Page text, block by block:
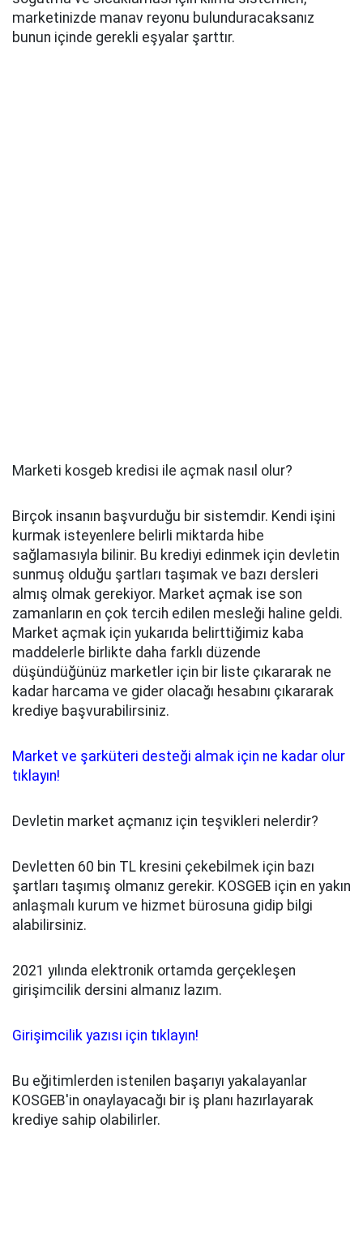
marketinizde manav reyonu bulunduracaksanız
bunun içinde gerekli eşyalar şarttır.
Marketi kosgeb kredisi ile açmak nasıl olur?
Birçok insanın başvurduğu bir sistemdir. Kendi işini
kurmak isteyenlere belirli miktarda hibe
sağlamasıyla bilinir. Bu krediyi edinmek için devletin
sunmuş olduğu şartları taşımak ve bazı dersleri
almış olmak gerekiyor. Market açmak ise son
zamanların en çok tercih edilen mesleği haline geldi.
Market açmak için yukarıda belirttiğimiz kaba
maddelerle birlikte daha farklı düzende
düşündüğünüz marketler için bir liste çıkararak ne
kadar harcama ve gider olacağı hesabını çıkararak
krediye başvurabilirsiniz.
Market ve şarküteri desteği almak için ne kadar olur
tıklayın!
Devletin market açmanız için teşvikleri nelerdir?
Devletten 60 bin TL kresini çekebilmek için bazı
şartları taşımış olmanız gerekir. KOSGEB için en yakın
anlaşmalı kurum ve hizmet bürosuna gidip bilgi
alabilirsiniz.
2021 yılında elektronik ortamda gerçekleşen
girişimcilik dersini almanız lazım.
Girişimcilik yazısı için tıklayın!
Bu eğitimlerden istenilen başarıyı yakalayanlar
KOSGEB'in onaylayacağı bir iş planı hazırlayarak
krediye sahip olabilirler.